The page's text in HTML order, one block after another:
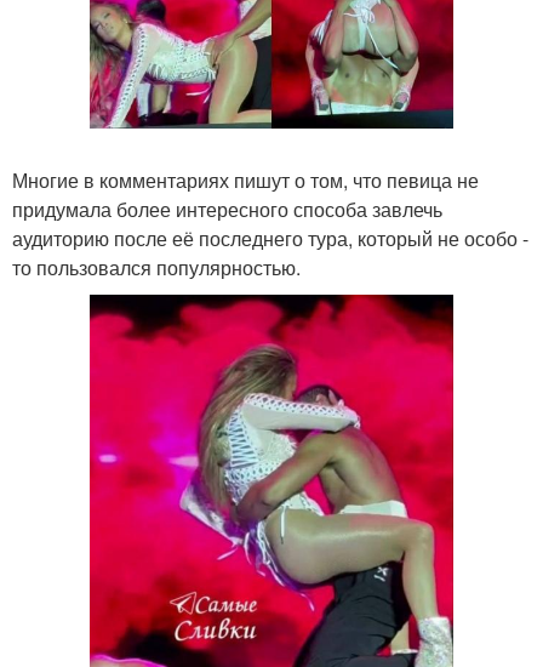
Многие в комментариях пишут о том, что певица не
придумала более интересного способа завлечь
аудиторию после её последнего тура, который не особо -
то пользовался популярностью.